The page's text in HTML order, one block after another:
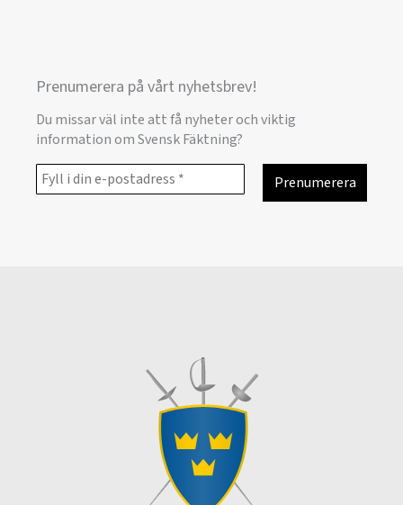
Prenumerera på vårt nyhetsbrev!
Du missar väl inte att få nyheter och viktig
information om Svensk Fäktning?